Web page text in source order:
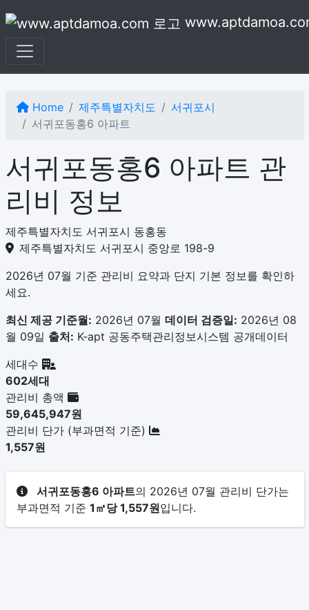
Home 제주특별자치도
서귀포시
서귀포동홍6 아파트
서귀포동홍6 아파트 관
리비 정보
제주특별자치도 서귀포시 동홍동
제주특별자치도 서귀포시 중앙로 198-9
2026년 07월 기준 관리비 요약과 단지 기본 정보를 확인하
세요.
최신 제공 기준월: 2026년 07월 데이터 검증일: 2026년 08
월 09일 출처: K-apt 공동주택관리정보시스템 공개데이터
세대수
602세대
관리비 총액
59,645,947원
관리비 단가 (부과면적 기준)
1,557원
서귀포동홍6 아파트의 2026년 07월 관리비 단가는
부과면적 기준 1㎡당 1,557원입니다.